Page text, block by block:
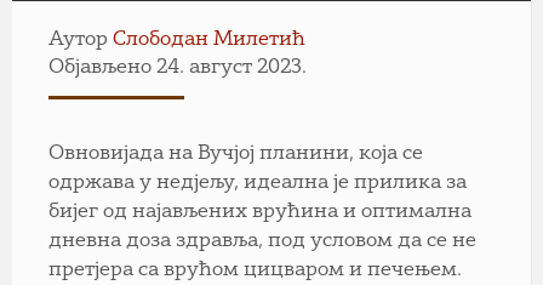
Аутор Слободан Милетић
Објављено 24. август 2023.
Овновијада на Вучјој планини, која се
одржава у недјељу, идеална је прилика за
бијег од најављених врућина и оптимална
дневна доза здравља, под условом да се не
претјера са врућом цицваром и печењем.